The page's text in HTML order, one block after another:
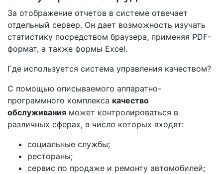
За отображение отчетов в системе отвечает
отдельный сервер. Он дает возможность изучать
статистику посредством браузера, применяя PDF-
формат, а также формы Excel.
Где используется система управления качеством?
С помощью описываемого аппаратно-
программного комплекса качество
обслуживания может контролироваться в
различных сферах, в число которых входят:
социальные службы;
рестораны;
сервис по продаже и ремонту автомобилей;